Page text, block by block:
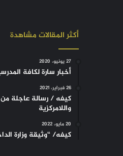
أكثر المقالات مشاهدة
27 يونيو، 2020
أخبار سارة لكافة
26 فبراير، 2021
كيفه / رسالة عاجلة من
واللامركزية
20 مايو، 2022
كيفه/ “وثيقة وزارة